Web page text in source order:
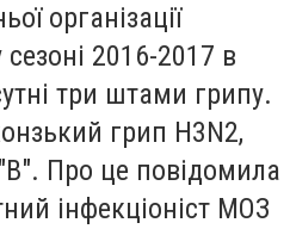
організації
2016-2017 в
три штами грипу.
грип H3N2,
Про це повідомила
інфекціоніст МОЗ